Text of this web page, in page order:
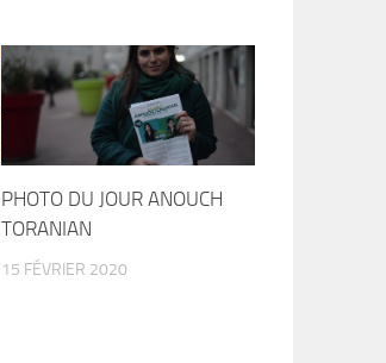
PHOTO DU JOUR ANOUCH
TORANIAN
15 FÉVRIER 2020